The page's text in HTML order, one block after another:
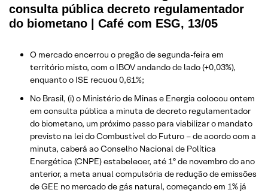
consulta pública decreto regulamentador
do biometano | Café com ESG, 13/05
O mercado encerrou o pregão de segunda-feira em
território misto, com o IBOV andando de lado (+0,03%),
enquanto o ISE recuou 0,61%;
No Brasil, (i) o Ministério de Minas e Energia colocou ontem
em consulta pública a minuta de decreto regulamentador
do biometano, um próximo passo para viabilizar o mandato
previsto na lei do Combustível do Futuro – de acordo com a
minuta, caberá ao Conselho Nacional de Política
Energética (CNPE) estabelecer, até 1º de novembro do ano
anterior, a meta anual compulsória de redução de emissões
de GEE no mercado de gás natural, começando em 1% já